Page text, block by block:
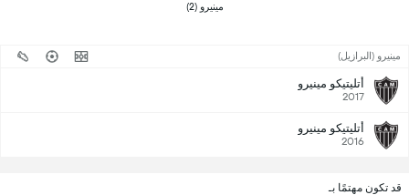
مينيرو (2)
مينيرو (البرازيل)
أتليتيكو مينيرو
2017
أتليتيكو مينيرو
2016
قد تكون مهتمًا بـ